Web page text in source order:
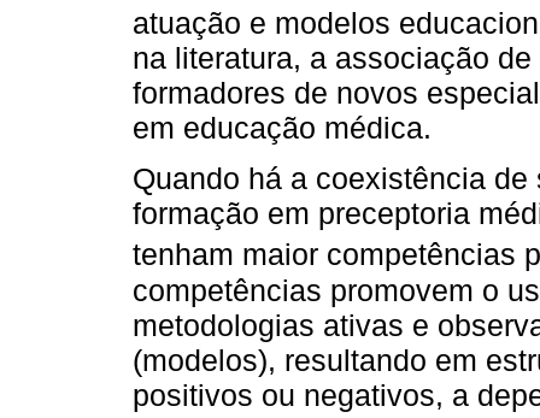
atuação e modelos
na literatura, a associação
formadores de novos
em educação médica.
Quando há a coexistência
formação em preceptoria
tenham maior competências
competências promovem o
metodologias ativas e
(modelos), resultando em
positivos ou negativos, a